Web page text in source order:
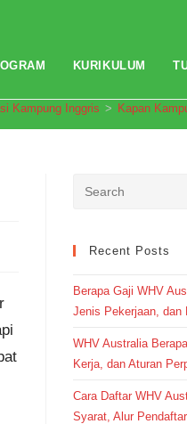
KURIKULUM
Kampung Inggris > Kapan
Recent Posts
Berapa Gaji WHV
Jenis Pekerjaan, dan
WHV Australia
Kerja, dan Aturan
Cara Daftar WHV
Syarat, Alur